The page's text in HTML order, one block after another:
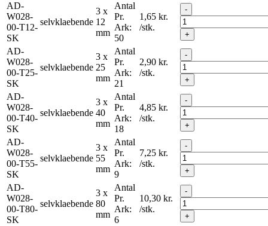
AD-
W028-
00-T12-
SK
selvklaebende
3 x
12
mm
Antal
Pr.
Ark:
50
1,65 kr.
/stk.
-
+
AD-
W028-
00-T25-
SK
selvklaebende
3 x
25
mm
Antal
Pr.
Ark:
21
2,90 kr.
/stk.
-
+
AD-
W028-
00-T40-
SK
selvklaebende
3 x
40
mm
Antal
Pr.
Ark:
18
4,85 kr.
/stk.
-
+
AD-
W028-
00-T55-
SK
selvklaebende
3 x
55
mm
Antal
Pr.
Ark:
9
7,25 kr.
/stk.
-
+
AD-
W028-
00-T80-
SK
selvklaebende
3 x
80
mm
Antal
Pr.
Ark:
6
10,30 kr.
/stk.
-
+